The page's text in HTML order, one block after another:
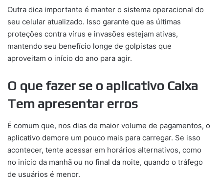
Outra dica importante é manter o sistema operacional do
seu celular atualizado. Isso garante que as últimas
proteções contra vírus e invasões estejam ativas,
mantendo seu benefício longe de golpistas que
aproveitam o início do ano para agir.
O que fazer se o aplicativo Caixa
Tem apresentar erros
É comum que, nos dias de maior volume de pagamentos, o
aplicativo demore um pouco mais para carregar. Se isso
acontecer, tente acessar em horários alternativos, como
no início da manhã ou no final da noite, quando o tráfego
de usuários é menor.